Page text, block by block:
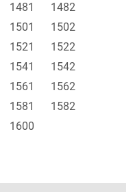
1481
1482
1501
1502
1521
1522
1541
1542
1561
1562
1581
1582
1600